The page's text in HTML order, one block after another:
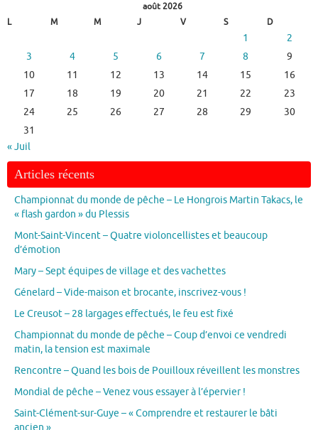
août 2026
L
M M J V S D
1
2
3
4 5 6 7 8
9
10
11 12 13 14 15
16
17
18 19 20 21 22
23
24
25 26 27 28 29
30
31
« Juil
Articles récents
Championnat du monde de pêche – Le Hongrois Martin Takacs, le
« flash gardon » du Plessis
Mont-Saint-Vincent – Quatre violoncellistes et beaucoup
d’émotion
Mary – Sept équipes de village et des vachettes
Génelard – Vide-maison et brocante, inscrivez-vous !
Le Creusot – 28 largages effectués, le feu est fixé
Championnat du monde de pêche – Coup d’envoi ce vendredi
matin, la tension est maximale
Rencontre – Quand les bois de Pouilloux réveillent les monstres
Mondial de pêche – Venez vous essayer à l’épervier !
Saint-Clément-sur-Guye – « Comprendre et restaurer le bâti